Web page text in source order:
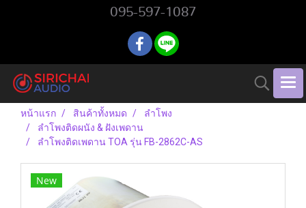
095-597-1087
หน้าแรก สินค้าทั้งหมด
ลำโพง
ลำโพงติดผนัง & ฝังเพดาน
ลำโพงติดเพดาน TOA รุ่น FB-2862C-AS
New